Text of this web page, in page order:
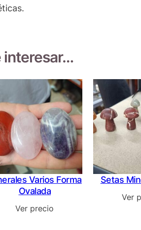
interesar…
Varios Forma
Ovalada
Ver precio
Setas
Ver